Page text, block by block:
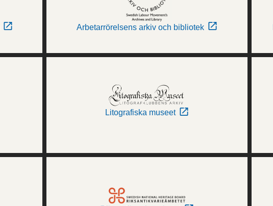
Arbetarrörelsens arkiv och bibliotek
Litografiska museet